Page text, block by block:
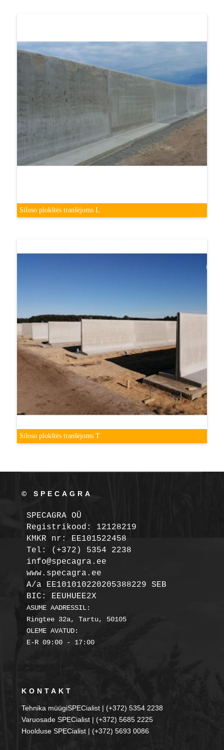
Siloso plokštės tranšėjoms L
Siloso plokštės tranšėjoms T
© SPECAGRA
SPECAGRA OÜ
Registrikood: 12128219
KMKR nr: EE101522458
Tel: (+372) 5354 2238
info@specagra.ee
A/a EE101010220205388229 SEB
BIC: EEUHUEE2X
ASUME AADRESSIL:
Ringtee 32a, Tartu, 50105
OLEME AVATUD:
E-R 09:00 - 17:00
KONTAKT
Tehnika müügiSPECialist | (+372) 5354 2238
Varuosade SPECialist | (+372) 5685 2225
Hoolduse SPECialist | (+372) 5693 0086